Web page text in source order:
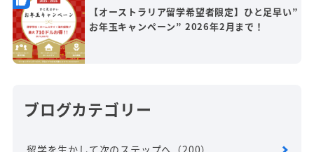
【オーストラリア留学希望者限定】ひと足早い”
お年玉キャンペーン” 2026年2月まで！
ブログカテゴリー